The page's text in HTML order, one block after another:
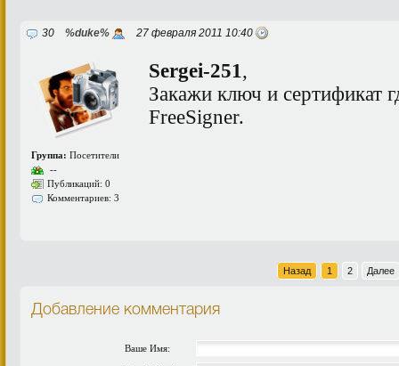
30 %duke% 27 февраля 2011 10:40
Группа: Посетители
--
Публикаций: 0
Комментариев: 3
Sergei-251,
Закажи ключ и сертификат
FreeSigner.
Назад 1 2 Далее
Добавление комментария
Ваше Имя: